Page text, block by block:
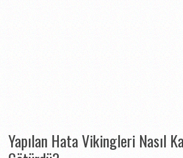
Yapılan Hata Vikingleri Nasıl